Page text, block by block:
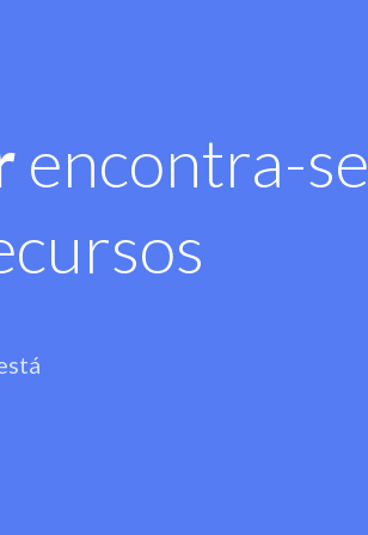
encontra-se